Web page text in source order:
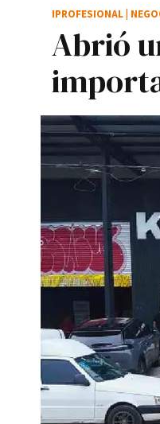
Abrió
IPROFESIONAL